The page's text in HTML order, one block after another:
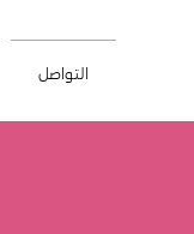
التواصل